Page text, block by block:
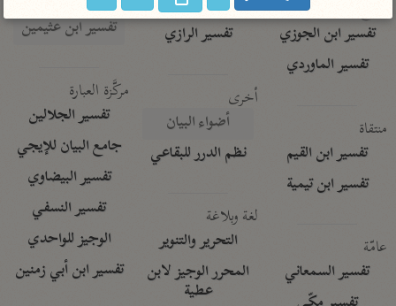
جمع الأقوال
تفسير ابن الجوزي
تفسير الماوردي
منتقاة
تفسير ابن القيم
تفسير ابن تيمية
عامّة
تفسير السمعاني
تفسير الرازي
أخرى
أضواء البيان
نظم الدرر للبقاعي
لغة وبلاغة
التحرير والتنوير
المحرر الوجيز لابن
عطية
تفسير ابن عثيمين
مركَّزة العبارة
تفسير الجلالين
جامع البيان للإيجي
تفسير البيضاوي
تفسير النسفي
الوجيز للواحدي
تفسير ابن أبي زمنين